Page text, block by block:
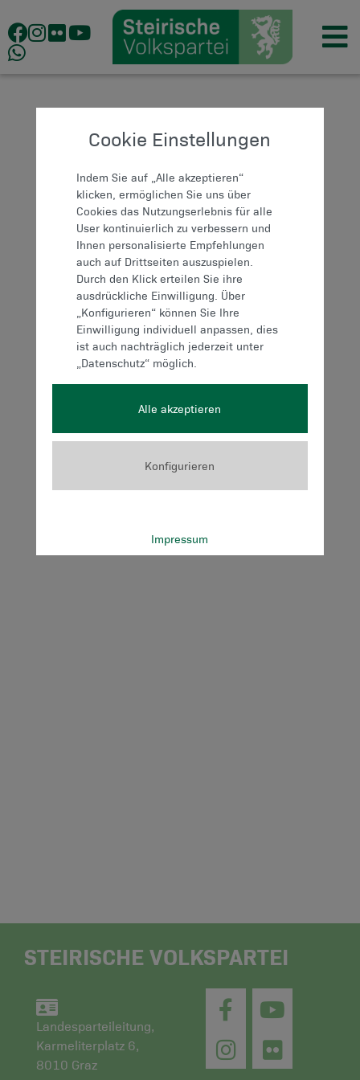
STEIRISCHE VOLKSPARTEI
Landesparteileitung,
Karmeliterplatz 6,
8010 Graz
Cookie Einstellungen
Indem Sie auf „Alle akzeptieren“
klicken, ermöglichen Sie uns über
Cookies das Nutzungserlebnis für alle
User kontinuierlich zu verbessern und
Ihnen personalisierte Empfehlungen
auch auf Drittseiten auszuspielen.
Durch den Klick erteilen Sie ihre
ausdrückliche Einwilligung. Über
„Konfigurieren“ können Sie Ihre
Einwilligung individuell anpassen, dies
ist auch nachträglich jederzeit unter
„Datenschutz“ möglich.
Alle akzeptieren
Konfigurieren
Impressum